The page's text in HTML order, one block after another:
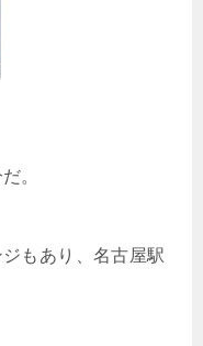
。
もあり、名古屋駅